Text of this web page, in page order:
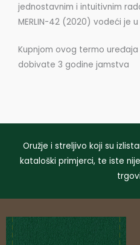
jednostavnim i intuitivnim
MERLIN-42 (2020) vodeći je
Kupnjom ovog termo
dobivate 3 godine jamstva
Oružje i streljivo koji su
kataloški primjerci, te iste